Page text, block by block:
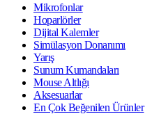
Mikrofonlar
Hoparlörler
Dijital Kalemler
Simülasyon Donanımı
Yarış
Sunum Kumandaları
Mouse Altlığı
Aksesuarlar
En Çok Beğenilen Ürünler